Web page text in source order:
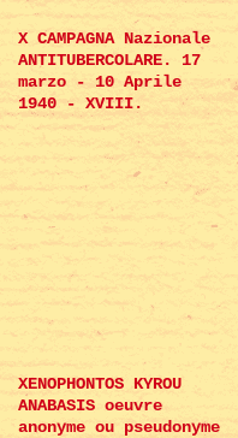
X CAMPAGNA Nazionale
ANTITUBERCOLARE. 17
marzo - 10 Aprile
1940 - XVIII.
XENOPHONTOS KYROU
ANABASIS oeuvre
anonyme ou pseudonyme